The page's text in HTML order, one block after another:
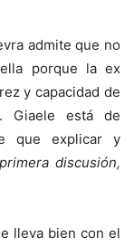
admite que no
porque la ex
y capacidad de
Giaele está de
que explicar y
discusión,
lleva bien con el